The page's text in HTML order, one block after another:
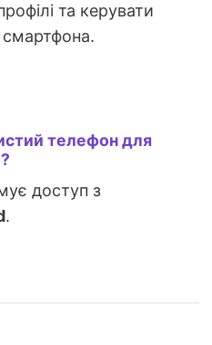
та керувати
телефон для
доступ з
.